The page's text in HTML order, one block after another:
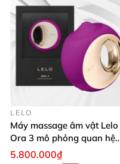
LELO
Máy massage âm vật Lelo
Ora 3 mô phỏng quan hệ
miệng thật
5.800.000₫